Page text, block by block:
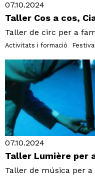
07.10.2024
Taller Cos a cos,
Taller de circ per a
Activitats i formació
07.10.2024
Taller Lumière per
Taller de música per